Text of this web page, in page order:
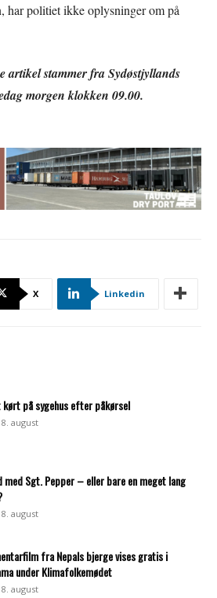
har politiet ikke oplysninger om på
artikel stammer fra Sydøstjyllands
morgen klokken 09.00.
X Linkedin
kørt på sygehus efter påkørsel
8. august
med Sgt. Pepper – eller bare en meget lang
8. august
fra Nepals bjerge vises gratis i
under Klimafolkemødet
8. august